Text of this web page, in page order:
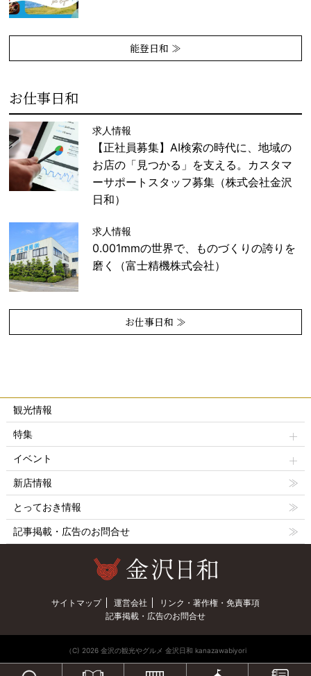
能登日和 ≫
お仕事日和
求人情報
【正社員募集】AI検索の時代に、地域の
お店の「見つかる」を支える。カスタマ
ーサポートスタッフ募集（株式会社金沢
日和）
求人情報
0.001mmの世界で、ものづくりの誇りを
磨く（富士精機株式会社）
お仕事日和 ≫
観光情報
特集
イベント
新店情報
とっておき情報
記事掲載・広告のお問合せ
サイトマップ 運営会社
リンク・著作権・免責事項
記事掲載・広告のお問合せ
（C) 2026 金沢の観光やグルメ 金沢日和 kanazawabiyori